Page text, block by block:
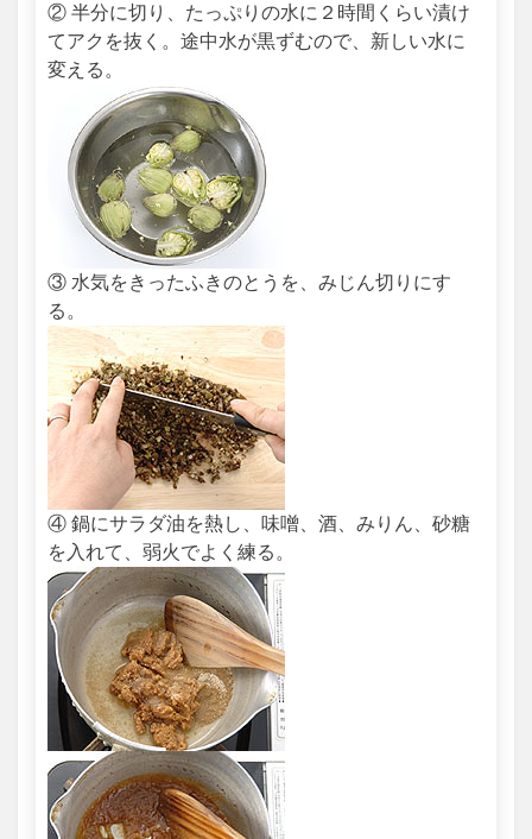
② 半分に切り、たっぷりの水に２時間くらい漬け
てアクを抜く。途中水が黒ずむので、新しい水に
変える。
③ 水気をきったふきのとうを、みじん切りにす
る。
④ 鍋にサラダ油を熱し、味噌、酒、みりん、砂糖
を入れて、弱火でよく練る。